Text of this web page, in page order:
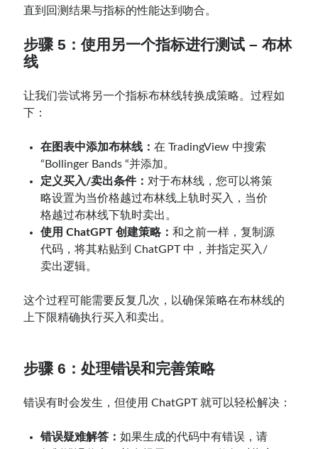
直到回测结果与指标的性能达到吻合。
步骤 5：使用另一个指标进行测试 – 布林
线
让我们尝试将另一个指标布林线转换成策略。过程如
下：
在图表中添加布林线：在 TradingView 中搜索
“Bollinger Bands “并添加。
定义买入/卖出条件： 对于布林线，您可以将策
略设置为当价格越过布林线上轨时买入，当价
格越过布林线下轨时卖出。
使用 ChatGPT 创建策略：和之前一样，复制源
代码，将其粘贴到 ChatGPT 中，并指定买入/
卖出逻辑。
这个过程可能需要反复几次，以确保策略在布林线的
上下限精确执行买入和卖出。
步骤 6：处理错误和完善策略
错误有时会发生，但使用 ChatGPT 就可以轻松解决：
错误疑难解答：如果生成的代码中有错误，请